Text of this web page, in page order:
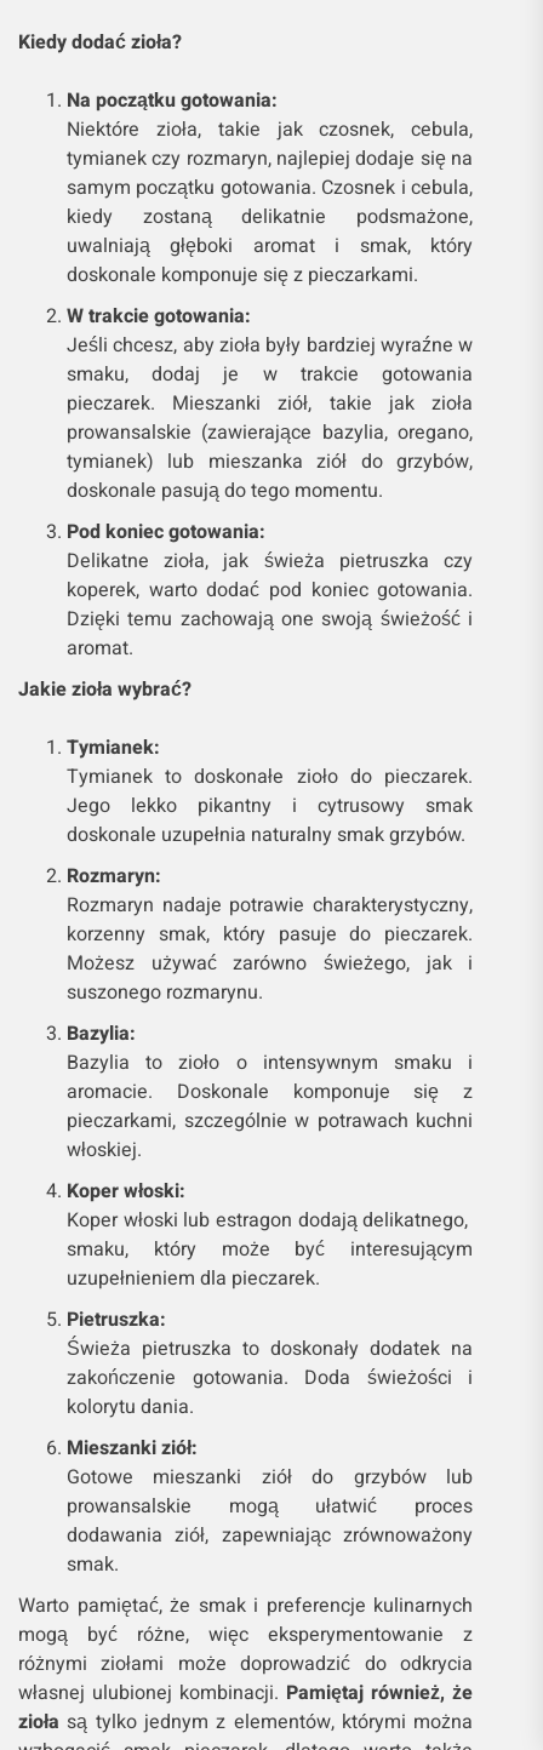
Kiedy dodać zioła?
Na początku gotowania:
Niektóre zioła, takie jak czosnek, cebula,
tymianek czy rozmaryn, najlepiej dodaje się na
samym początku gotowania. Czosnek i cebula,
kiedy zostaną delikatnie podsmażone,
uwalniają głęboki aromat i smak, który
doskonale komponuje się z pieczarkami.
W trakcie gotowania:
Jeśli chcesz, aby zioła były bardziej wyraźne w
smaku, dodaj je w trakcie gotowania
pieczarek. Mieszanki ziół, takie jak zioła
prowansalskie (zawierające bazylia, oregano,
tymianek) lub mieszanka ziół do grzybów,
doskonale pasują do tego momentu.
Pod koniec gotowania:
Delikatne zioła, jak świeża pietruszka czy
koperek, warto dodać pod koniec gotowania.
Dzięki temu zachowają one swoją świeżość i
aromat.
Jakie zioła wybrać?
Tymianek:
Tymianek to doskonałe zioło do pieczarek.
Jego lekko pikantny i cytrusowy smak
doskonale uzupełnia naturalny smak grzybów.
Rozmaryn:
Rozmaryn nadaje potrawie charakterystyczny,
korzenny smak, który pasuje do pieczarek.
Możesz używać zarówno świeżego, jak i
suszonego rozmarynu.
Bazylia:
Bazylia to zioło o intensywnym smaku i
aromacie. Doskonale komponuje się z
pieczarkami, szczególnie w potrawach kuchni
włoskiej.
Koper włoski:
Koper włoski lub estragon dodają delikatnego,
smaku, który może być interesującym
uzupełnieniem dla pieczarek.
Pietruszka:
Świeża pietruszka to doskonały dodatek na
zakończenie gotowania. Doda świeżości i
kolorytu dania.
Mieszanki ziół:
Gotowe mieszanki ziół do grzybów lub
prowansalskie mogą ułatwić proces
dodawania ziół, zapewniając zrównoważony
smak.
Warto pamiętać, że smak i preferencje kulinarnych
mogą być różne, więc eksperymentowanie z
różnymi ziołami może doprowadzić do odkrycia
własnej ulubionej kombinacji. Pamiętaj również, że
zioła są tylko jednym z elementów, którymi można